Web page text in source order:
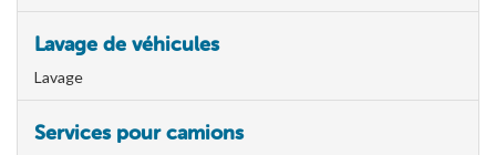
Lavage de véhicules
Lavage
Services pour camions